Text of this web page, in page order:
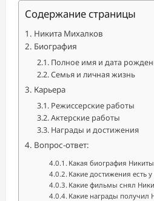
Содержание страницы
Никита Михалков
Биография
Полное имя и дата
Семья и личная жизнь
Карьера
Режиссерские работы
Актерские работы
Награды и достижения
Вопрос-ответ:
Какая биография
Какие достижения есть
Какие фильмы снял
Какие награды получил